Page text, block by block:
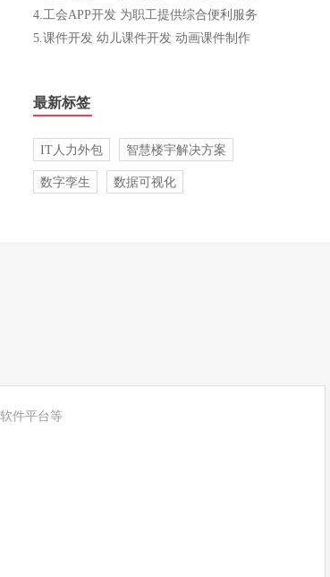
4.工会APP开发 为职工提供综合便利服务
5.课件开发 幼儿课件开发 动画课件制作
最新标签
IT人力外包 智慧楼宇解决方案
数字孪生 数据可视化